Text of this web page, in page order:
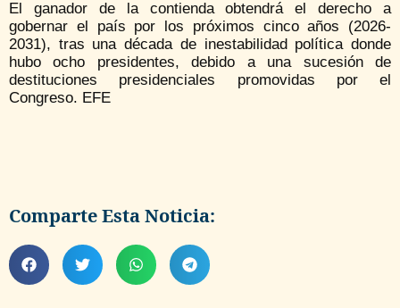
El ganador de la contienda obtendrá el derecho a
gobernar el país por los próximos cinco años (2026-
2031), tras una década de inestabilidad política donde
hubo ocho presidentes, debido a una sucesión de
destituciones presidenciales promovidas por el
Congreso. EFE
Comparte Esta Noticia: